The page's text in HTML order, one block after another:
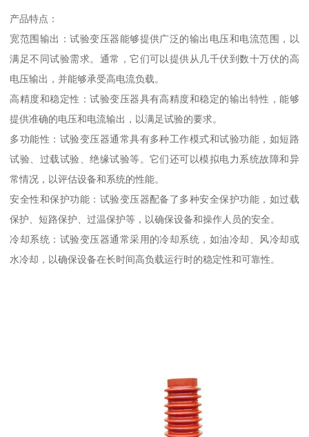
产品特点：
宽范围输出：试验变压器能够提供广泛的输出电压和电流范围，以
满足不同试验需求。通常，它们可以提供从几千伏到数十万伏的高
电压输出，并能够承受高电流负载。
高精度和稳定性：试验变压器具有高精度和稳定的输出特性，能够
提供准确的电压和电流输出，以满足试验的要求。
多功能性：试验变压器通常具有多种工作模式和试验功能，如短路
试验、过载试验、绝缘试验等。它们还可以模拟电力系统故障和异
常情况，以评估设备和系统的性能。
安全性和保护功能：试验变压器配备了多种安全保护功能，如过载
保护、短路保护、过温保护等，以确保设备和操作人员的安全。
冷却系统：试验变压器通常采用的冷却系统，如油冷却、风冷却或
水冷却，以确保设备在长时间高负载运行时的稳定性和可靠性。